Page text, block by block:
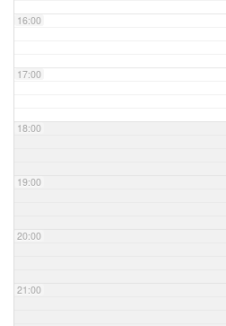
16:00
17:00
18:00
19:00
20:00
21:00